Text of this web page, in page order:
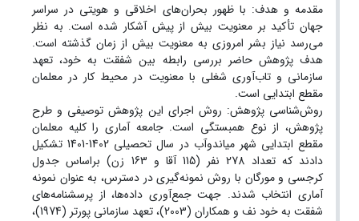
مقدمه ‌و هدف: با ظهور بحران‌های اخلاقی و هویتی در سراسر
جهان تأکید بر معنویت بیش از پیش آشکار شده است. به نظر
می‌رسد نیاز بشر امروزی به معنویت بیش از زمان گذشته است.
هدف پژوهش حاضر بررسی رابطه بین شفقت به خود، تعهد
سازمانی و تاب‌آوری شغلی با معنویت در محیط کار در معلمان
مقطع ابتدایی است.
روش‌شناسی پژوهش: روش اجرای این پژوهش توصیفی و طرح
پژوهش، از نوع همبستگی است. جامعه آماری را کلیه معلمان
مقطع ابتدایی شهر میاندوآب در سال تحصیلی 1402-1401 تشکیل
دادند که تعداد 278 نفر (115 آقا و 163 زن) براساس جدول
کرجسی و مورگان با روش نمونه‌گیری در دسترس، به عنوان نمونه
آماری انتخاب شدند. جهت جمع‌آوری داده‌ها، از پرسشنامه‌های
شفقت به خود نف و همکاران (2003)، تعهد سازمانی پورتر (1974)،